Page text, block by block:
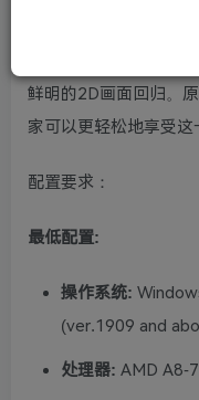
以崭新的画质与音质
刻版。著名角色扮演
鲜明的2D画面回归。
家可以更轻松地享受这
配置要求：
最低配置:
操作系统:
(ver.1909 and
处理器: AMD A8-